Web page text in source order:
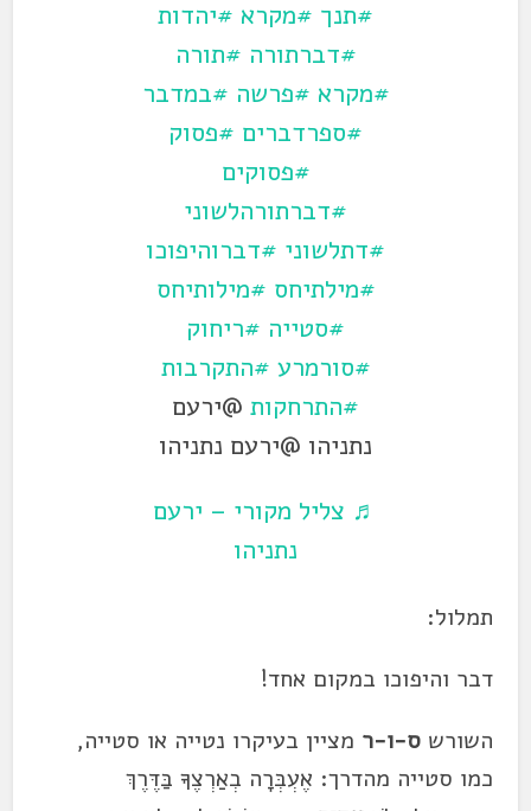
#תנך #מקרא #יהדות
#דברתורה #תורה
#מקרא #פרשה #במדבר
#ספרדברים #פסוק
#פסוקים
#דברתורהלשוני
#דתלשוני #דברוהיפוכו
#מילתיחס #מילותיחס
#סטייה #ריחוק
#סורמרע #התקרבות
#התרחקות @ירעם
נתניהו @ירעם נתניהו
♬ צליל מקורי – ירעם
נתניהו
תמלול:
דבר והיפוכו במקום אחד!
השורשס-ו-ר מציין בעיקרו נטייה או סטייה,
כמו סטייה מהדרך: אֶעְבְּרָה בְאַרְצֶךָ בַּדֶּרֶךְ